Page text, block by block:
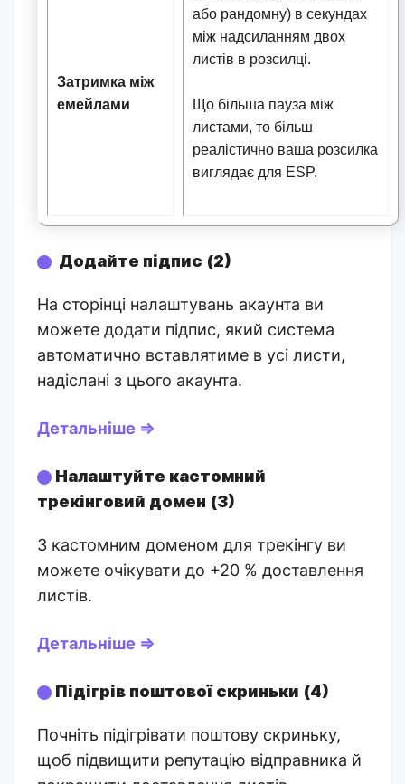
Затримка між
емейлами
або рандомну) в секундах
між надсиланням двох
листів в розсилці.
Що більша пауза між
листами, то більш
реалістично ваша розсилка
виглядає для ESP.
Додайте підпис (2)
На сторінці налаштувань акаунта ви
можете додати підпис, який система
автоматично вставлятиме в усі листи,
надіслані з цього акаунта.
Детальніше ⇒
Налаштуйте кастомний
трекінговий домен (3)
З кастомним доменом для трекінгу ви
можете очікувати до +20 % доставлення
листів.
Детальніше ⇒
Підігрів поштової скриньки (4)
Почніть підігрівати поштову скриньку,
щоб підвищити репутацію відправника й